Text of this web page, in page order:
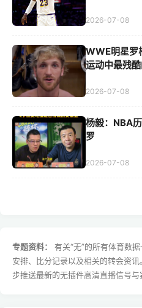
2026-07-08
WWE明星罗
运动中最残
2026-07-08
杨毅：NBA
罗
2026-07-08
专题资料：
有关“无”的所有体育数
安排、比分记录以及相关的转会资
步推送最新的无插件高清直播信号与